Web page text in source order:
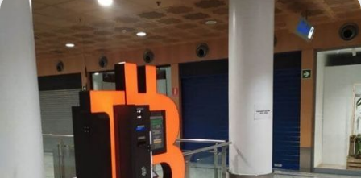
Біткойн банкомат Київ
Lyatoshyns’koho St, 14, Kiev 03191, Ukraine
+380734627174
Bitcoin ATM - Купить Криптовалюту -
Shitcoins.club
ТРЦ Французький бульвар вул. Академіка
Павлова, 44-б, Харків, Харківська область,
Україна 61038
Години роботи: щоденно 9.00 – 20:00